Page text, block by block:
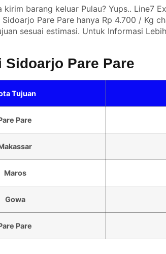
kirim barang keluar Pulau? Yups.. Line7
Pare Pare hanya Rp 4.700 / Kg
sesuai estimasi. Untuk Informasi
Pare Pare
Tujuan
Pare
Maros
Gowa
Pare